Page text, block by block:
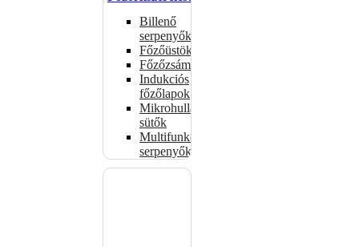
Billenő
serpenyők
Főzőüstök
Főzőzsámolyok
Indukciós
főzőlapok
Mikrohullámú
sütők
Multifunkciós
serpenyők